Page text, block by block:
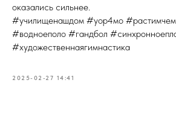
оказались сильнее.
#училищенашдом #уор4мо
#водноеполо #гандбол
#художественнаягимнастика
2025-02-27 14:41